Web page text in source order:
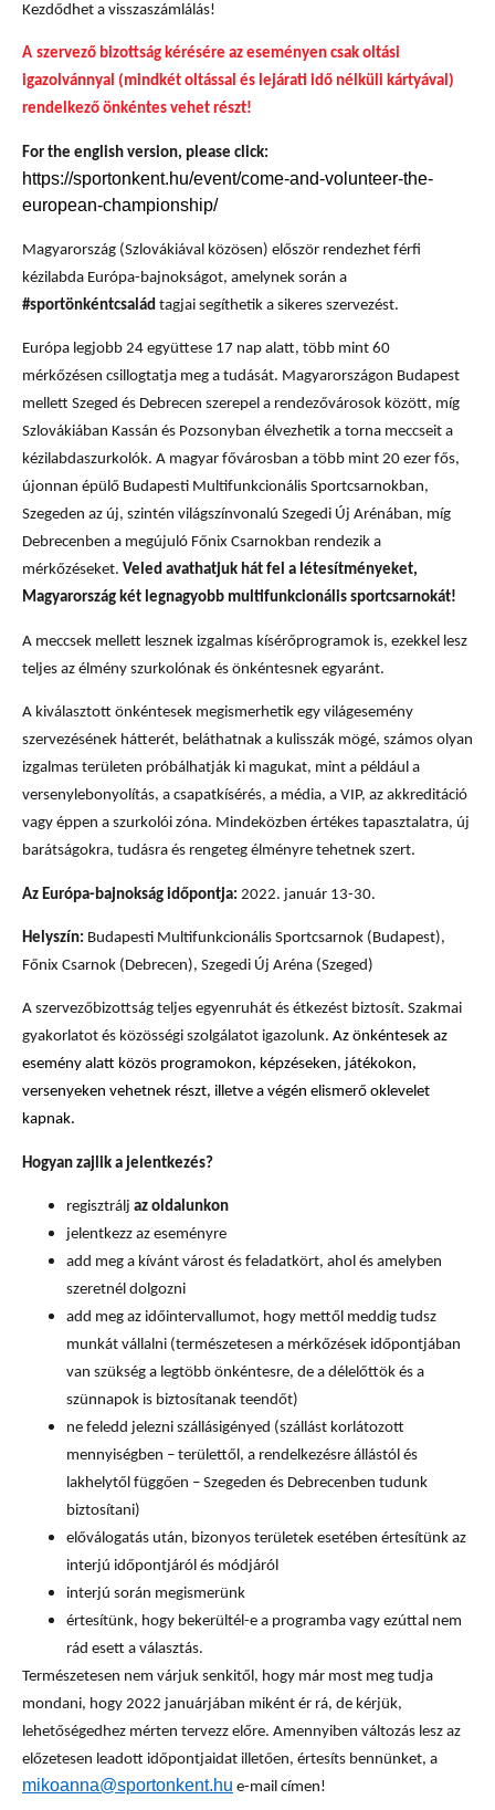
Kezdődhet a visszaszámlálás!
A szervező bizottság kérésére az eseményen csak oltási
igazolvánnyal (mindkét oltással és lejárati idő nélküli kártyával)
rendelkező önkéntes vehet részt!
For the english version, please click:
https://sportonkent.hu/event/come-and-volunteer-the-
european-championship/
Magyarország (Szlovákiával közösen) először rendezhet férfi
kézilabda Európa-bajnokságot, amelynek során a
#sportönkéntcsalád tagjai segíthetik a sikeres szervezést.
Európa legjobb 24 együttese 17 nap alatt, több mint 60
mérkőzésen csillogtatja meg a tudását. Magyarországon Budapest
mellett Szeged és Debrecen szerepel a rendezővárosok között, míg
Szlovákiában Kassán és Pozsonyban élvezhetik a torna meccseit a
kézilabdaszurkolók. A magyar fővárosban a több mint 20 ezer fős,
újonnan épülő Budapesti Multifunkcionális Sportcsarnokban,
Szegeden az új, szintén világszínvonalú Szegedi Új Arénában, míg
Debrecenben a megújuló Főnix Csarnokban rendezik a
mérkőzéseket. Veled avathatjuk hát fel a létesítményeket,
Magyarország két legnagyobb multifunkcionális sportcsarnokát!
A meccsek mellett lesznek izgalmas kísérőprogramok is, ezekkel lesz
teljes az élmény szurkolónak és önkéntesnek egyaránt.
A kiválasztott önkéntesek megismerhetik egy világesemény
szervezésének hátterét, beláthatnak a kulisszák mögé, számos olyan
izgalmas területen próbálhatják ki magukat, mint a például a
versenylebonyolítás, a csapatkísérés, a média, a VIP, az akkreditáció
vagy éppen a szurkolói zóna. Mindeközben értékes tapasztalatra, új
barátságokra, tudásra és rengeteg élményre tehetnek szert.
Az Európa-bajnokság időpontja: 2022. január 13-30.
Helyszín: Budapesti Multifunkcionális Sportcsarnok (Budapest),
Főnix Csarnok (Debrecen), Szegedi Új Aréna (Szeged)
A szervezőbizottság teljes egyenruhát és étkezést biztosít. Szakmai
gyakorlatot és közösségi szolgálatot igazolunk. Az önkéntesek az
esemény alatt közös programokon, képzéseken, játékokon,
versenyeken vehetnek részt, illetve a végén elismerő oklevelet
kapnak.
Hogyan zajlik a jelentkezés?
regisztrálj az oldalunkon
jelentkezz az eseményre
add meg a kívánt várost és feladatkört, ahol és amelyben
szeretnél dolgozni
add meg az időintervallumot, hogy mettől meddig tudsz
munkát vállalni (természetesen a mérkőzések időpontjában
van szükség a legtöbb önkéntesre, de a délelőttök és a
szünnapok is biztosítanak teendőt)
ne feledd jelezni szállásigényed (szállást korlátozott
mennyiségben – területtől, a rendelkezésre állástól és
lakhelytől függően – Szegeden és Debrecenben tudunk
biztosítani)
előválogatás után, bizonyos területek esetében értesítünk az
interjú időpontjáról és módjáról
interjú során megismerünk
értesítünk, hogy bekerültél-e a programba vagy ezúttal nem
rád esett a választás.
Természetesen nem várjuk senkitől, hogy már most meg tudja
mondani, hogy 2022 januárjában miként ér rá, de kérjük,
lehetőségedhez mérten tervezz előre. Amennyiben változás lesz az
előzetesen leadott időpontjaidat illetően, értesíts bennünket, a
mikoanna@sportonkent.hu e-mail címen!